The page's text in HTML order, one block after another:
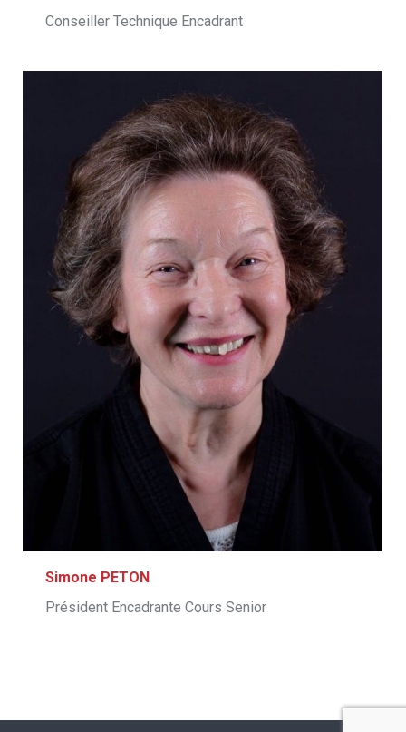
Conseiller Technique Encadrant
Simone PETON
Président Encadrante Cours Senior